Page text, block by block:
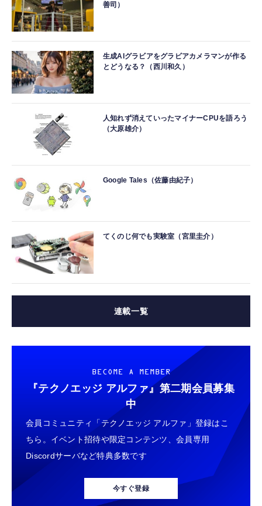
善司）
生成AIグラビアをグラビアカメラマンが作る
とどうなる？（西川和久）
人知れず消えていったマイナーCPUを語ろう
（大原雄介）
Google Tales（佐藤由紀子）
てくのじ何でも実験室（宮里圭介）
連載一覧
BECOME A MEMBER
『テクノエッジ アルファ』 第二期会員募集
中
会員コミュニティ「テクノエッジ アルファ」登録はこ
ちら。イベント招待や限定コンテンツ、会員専用
Discordサーバなど特典多数です
今すぐ登録